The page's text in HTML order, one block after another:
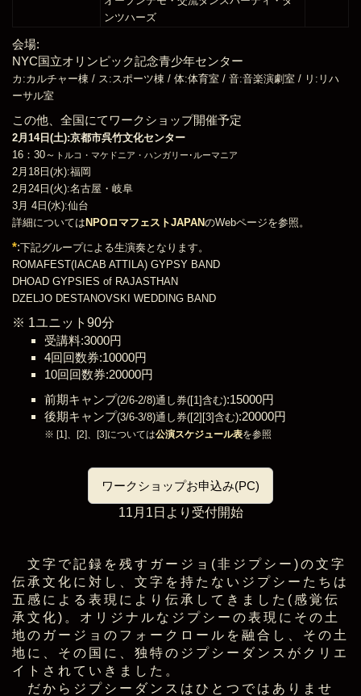
ンツハーズ
会場:
NYC国立オリンピック記念青少年センター
カ:カルチャー棟 / ス:スポーツ棟 / 体:体育室 / 音:音楽演劇室 / リ:リハ
ーサル室
この他、全国にてワークショップ開催予定
2月14日(土):京都市呉竹文化センター
16：30～ トルコ・マケドニア・ハンガリー･ルーマニア
2月18日(水):福岡
2月24日(火):名古屋・岐阜
3月 4日(水):仙台
詳細についてはNPOロマフェストJAPANのWebページを参照。
*:下記グループによる生演奏となります。
ROMAFEST(IACAB ATTILA) GYPSY BAND
DHOAD GYPSIES of RAJASTHAN
DZELJO DESTANOVSKI WEDDING BAND
※ 1ユニット90分
受講料:3000円
4回回数券:10000円
10回回数券:20000円
前期キャンプ(2/6-2/8)通し券([1]含む):15000円
後期キャンプ(3/6-3/8)通し券([2][3]含む):20000円
※ [1]、[2]、[3]については公演スケジュール表を参照
ワークショップお申込み(PC)
11月1日より受付開始
文字で記録を残すガージョ(非ジプシー)の文字
伝承文化に対し、文字を持たないジプシーたちは
五感による表現により伝承してきました(感覚伝
承文化)。オリジナルなジプシーの表現にその土
地のガージョのフォークロールを融合し、その土
地に、その国に、独特のジプシーダンスがクリエ
イトされていきました。
だからジプシーダンスはひとつではありませ